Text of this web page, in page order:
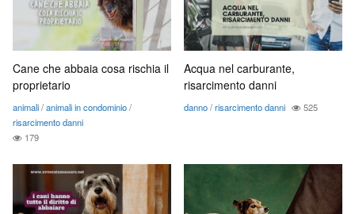
Cane che abbaia cosa rischia il
proprietario
animali/animali in condominio/
risarcimento danni
179
Acqua nel carburante,
risarcimento danni
danno/risarcimento danni 525